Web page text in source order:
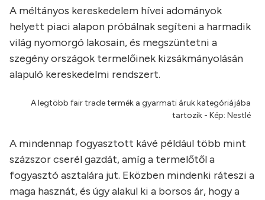
A méltányos kereskedelem hívei adományok
helyett piaci alapon próbálnak segíteni a harmadik
világ nyomorgó lakosain, és megszüntetni a
szegény országok termelőinek kizsákmányolásán
alapuló kereskedelmi rendszert.
A legtöbb fair trade termék a gyarmati áruk kategóriájába
tartozik - Kép: Nestlé
A mindennap fogyasztott kávé például több mint
százszor cserél gazdát, amíg a termelőtől a
fogyasztó asztalára jut. Eközben mindenki ráteszi a
maga hasznát, és úgy alakul ki a borsos ár, hogy a